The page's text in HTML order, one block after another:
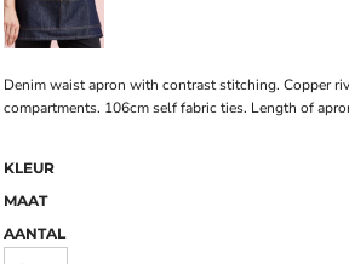
Denim waist apron with contrast stitching. Copper
compartments. 106cm self fabric ties. Length of
KLEUR
MAAT
AANTAL